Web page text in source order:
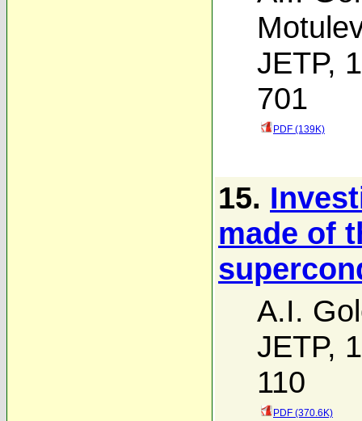
JETP,
701
PDF (139K)
15.
made of
A.I.
JETP,
110
PDF (370.6K)